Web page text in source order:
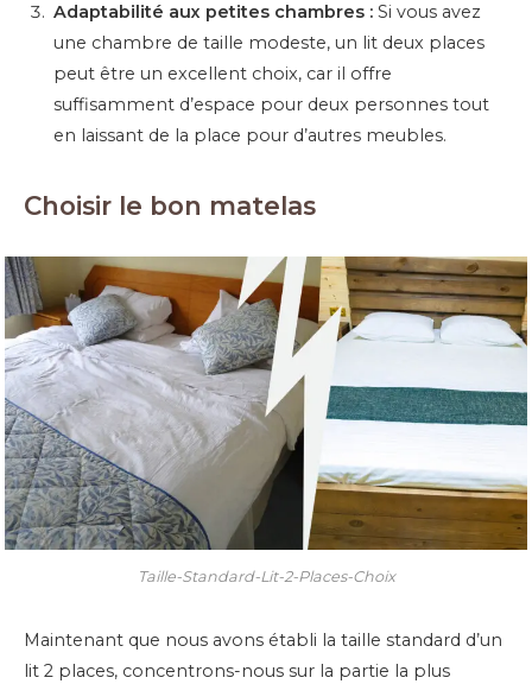
Adaptabilité aux petites chambres : Si vous avez
une chambre de taille modeste, un lit deux places
peut être un excellent choix, car il offre
suffisamment d’espace pour deux personnes tout
en laissant de la place pour d’autres meubles.
Choisir le bon matelas
Taille-Standard-Lit-2-Places-Choix
Maintenant que nous avons établi la taille standard d’un
lit 2 places, concentrons-nous sur la partie la plus